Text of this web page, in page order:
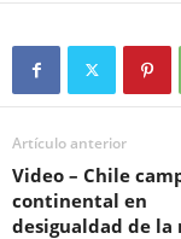
Artículo anterior
Video – Chile
continental en
desigualdad de la